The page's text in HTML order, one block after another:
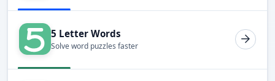
5 Letter Words
Solve word puzzles faster